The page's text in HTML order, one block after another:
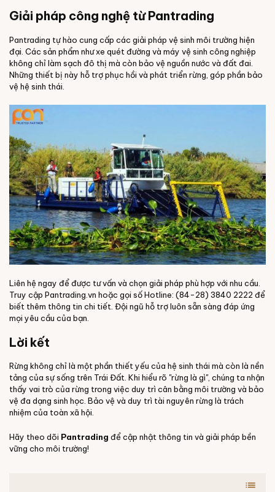
Giải pháp công nghệ từ Pantrading
Pantrading tự hào cung cấp các giải pháp vệ sinh môi trường hiện
đại. Các sản phẩm như xe quét đường và máy vệ sinh công nghiệp
không chỉ làm sạch đô thị mà còn bảo vệ nguồn nước và đất đai.
Những thiết bị này hỗ trợ phục hồi và phát triển rừng, góp phần bảo
vệ hệ sinh thái.
Liên hệ ngay để được tư vấn và chọn giải pháp phù hợp với nhu cầu.
Truy cập Pantrading.vn hoặc gọi số Hotline: (84-28) 3840 2222 để
biết thêm thông tin chi tiết. Đội ngũ hỗ trợ luôn sẵn sàng đáp ứng
mọi yêu cầu của bạn.
Lời kết
Rừng không chỉ là một phần thiết yếu của hệ sinh thái mà còn là nền
tảng của sự sống trên Trái Đất. Khi hiểu rõ "rừng là gì", chúng ta nhận
thấy vai trò của rừng trong việc duy trì cân bằng môi trường và bảo
vệ đa dạng sinh học. Bảo vệ và duy trì tài nguyên rừng là trách
nhiệm của toàn xã hội.
Hãy theo dõi Pantrading để cập nhật thông tin và giải pháp bền
vững cho môi trường!
list